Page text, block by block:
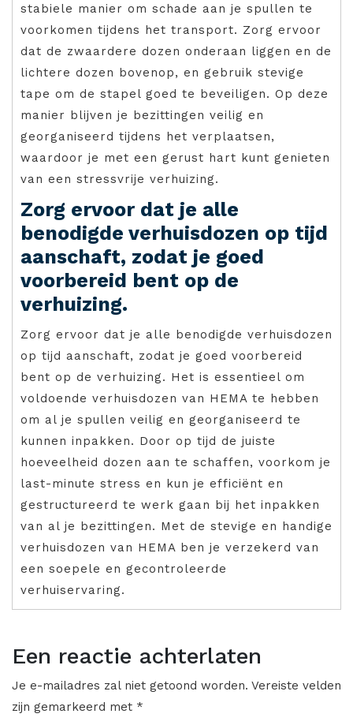
stabiele manier om schade aan je spullen te
voorkomen tijdens het transport. Zorg ervoor
dat de zwaardere dozen onderaan liggen en de
lichtere dozen bovenop, en gebruik stevige
tape om de stapel goed te beveiligen. Op deze
manier blijven je bezittingen veilig en
georganiseerd tijdens het verplaatsen,
waardoor je met een gerust hart kunt genieten
van een stressvrije verhuizing.
Zorg ervoor dat je alle
benodigde verhuisdozen op tijd
aanschaft, zodat je goed
voorbereid bent op de
verhuizing.
Zorg ervoor dat je alle benodigde verhuisdozen
op tijd aanschaft, zodat je goed voorbereid
bent op de verhuizing. Het is essentieel om
voldoende verhuisdozen van HEMA te hebben
om al je spullen veilig en georganiseerd te
kunnen inpakken. Door op tijd de juiste
hoeveelheid dozen aan te schaffen, voorkom je
last-minute stress en kun je efficiënt en
gestructureerd te werk gaan bij het inpakken
van al je bezittingen. Met de stevige en handige
verhuisdozen van HEMA ben je verzekerd van
een soepele en gecontroleerde
verhuiservaring.
Een reactie achterlaten
Je e-mailadres zal niet getoond worden. Vereiste velden
zijn gemarkeerd met *